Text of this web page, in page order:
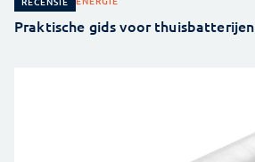
Praktische gids voor thuisbatterijen